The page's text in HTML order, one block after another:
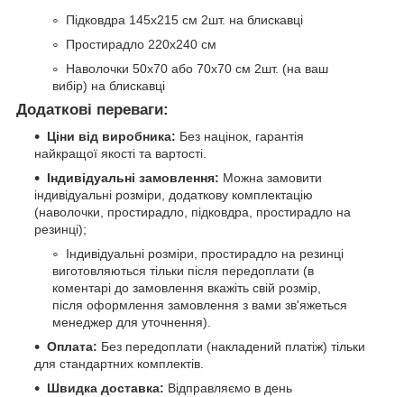
Підковдра 145х215 см 2шт. на блискавці
Простирадло 220х240 см
Наволочки 50х70 або 70х70 см 2шт. (на ваш
вибір) на блискавці
Додаткові переваги:
Ціни від виробника: Без націнок, гарантія
найкращої якості та вартості.
Індивідуальні замовлення: Можна замовити
індивідуальні розміри, додаткову комплектацію
(наволочки, простирадло, підковдра, простирадло на
резинці);
Індивідуальні розміри, простирадло на резинці
виготовляються тільки після передоплати (в
коментарі до замовлення вкажіть свій розмір,
після оформлення замовлення з вами зв'яжеться
менеджер для уточнення).
Оплата: Без передоплати (накладений платіж) тільки
для стандартних комплектів.
Швидка доставка: Відправляємо в день